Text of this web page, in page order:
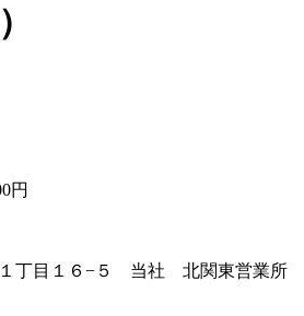
円
１丁目１６−５ 当社 北関東営業所